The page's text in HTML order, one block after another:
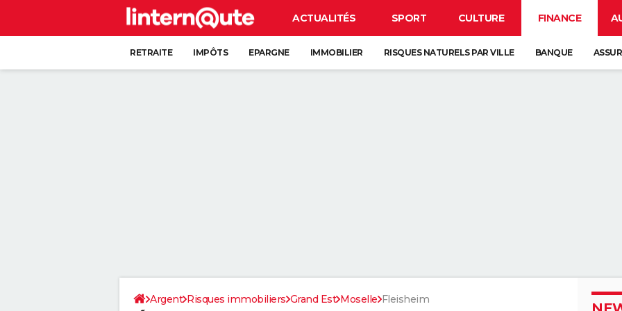
ACTUALITÉS SPORT CULTURE FINANCE
RETRAITE IMPÔTS EPARGNE IMMOBILIER RISQUES NATURELS PAR VILLE BANQUE
Argent Risques immobiliers Grand Est Moselle Fleisheim